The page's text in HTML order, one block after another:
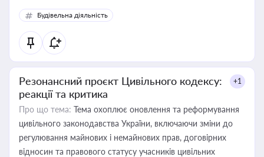
Будівельна діяльність
Резонансний проєкт Цивільного кодексу:
реакції та критика
+1
Про що тема: Тема охоплює оновлення та реформування
цивільного законодавства України, включаючи зміни до
регулювання майнових і немайнових прав, договірних
відносин та правового статусу учасників цивільних